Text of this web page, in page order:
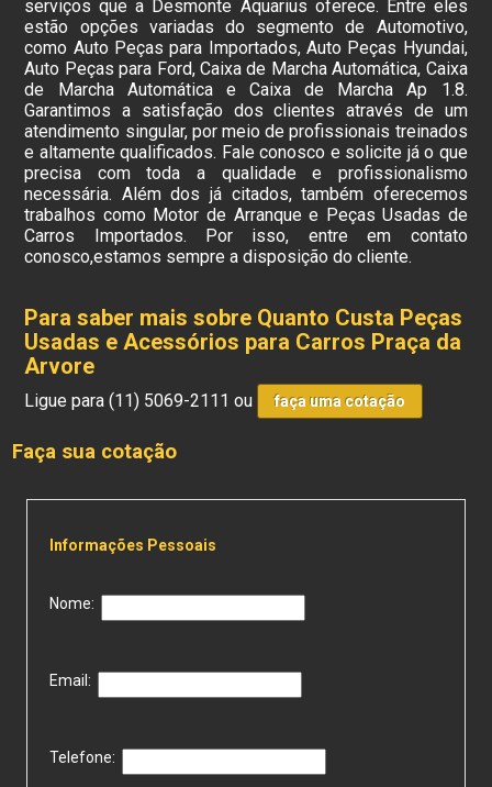
serviços que a Desmonte Aquarius oferece. Entre eles
estão opções variadas do segmento de Automotivo,
como Auto Peças para Importados, Auto Peças Hyundai,
Auto Peças para Ford, Caixa de Marcha Automática, Caixa
de Marcha Automática e Caixa de Marcha Ap 1.8.
Garantimos a satisfação dos clientes através de um
atendimento singular, por meio de profissionais treinados
e altamente qualificados. Fale conosco e solicite já o que
precisa com toda a qualidade e profissionalismo
necessária. Além dos já citados, também oferecemos
trabalhos como Motor de Arranque e Peças Usadas de
Carros Importados. Por isso, entre em contato
conosco,estamos sempre a disposição do cliente.
Para saber mais sobre Quanto Custa Peças
Usadas e Acessórios para Carros Praça da
Arvore
Ligue para(11) 5069-2111 ou faça uma cotação
Faça sua cotação
Informações Pessoais
Nome:
Email:
Telefone: